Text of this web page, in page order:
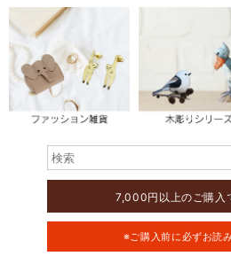
7,000円以上のご購入
※ご購入前に必ずお読